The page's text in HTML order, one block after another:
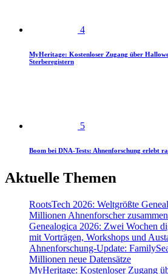
4
MyHeritage: Kostenloser Zugang über
Sterberegistern
5
Boom bei DNA-Tests: Ahnenforschung erlebt
Aktuelle Themen
RootsTech 2026: Weltgrößte
Millionen Ahnenforscher zusammen
Genealogica 2026: Zwei Wochen
mit Vorträgen, Workshops und
Ahnenforschung-Update:
Millionen neue Datensätze
MyHeritage: Kostenloser Zugang